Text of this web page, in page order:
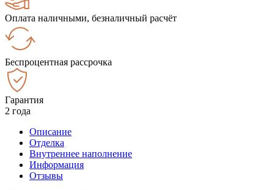
Оплата наличными, безналичный расчёт
Беспроцентная рассрочка
Гарантия
2 года
Описание
Отделка
Внутреннее наполнение
Информация
Отзывы